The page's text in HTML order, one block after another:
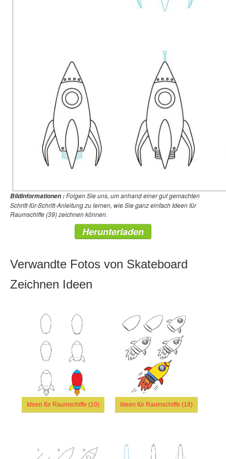
Bildinformationen :Folgen Sie uns, um anhand einer gut gemachten
Schritt-für-Schritt-Anleitung zu lernen, wie Sie ganz einfach Ideen für
Raumschiffe (39) zeichnen können.
Herunterladen
Verwandte Fotos von Skateboard
Zeichnen Ideen
Ideen für Raumschiffe (10) Ideen für Raumschiffe (18)